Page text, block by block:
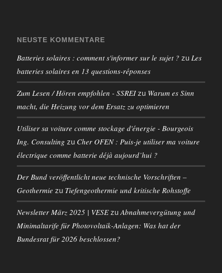
NEUSTE KOMMENTARE
Batteries solaires : comment s'informer sur le sujet ? zu Les
batteries solaires en 13 questions-réponses
Zum Lesen / Hören empfohlen - SSREIzu Warum es Sinn
macht, die Heizung vor dem Ersatz zu optimieren
Utiliser sa voiture comme stockage d'énergie - Bourgeois
Ing. Consulting zu Cher OFEN : Puis-je utiliser ma voiture
électrique comme batterie déjà aujourd’hui ?
Der Bund veröffentlicht neue technische Vorschriften –
Geothermie zu Tiefengeothermie und kritische Rohstoffe
Newsletter März 2025 | VESEzu Abnahmevergütung und
Minimaltarife für Photovoltaik-Anlagen: Was hat der
Bundesrat für 2026 beschlossen?